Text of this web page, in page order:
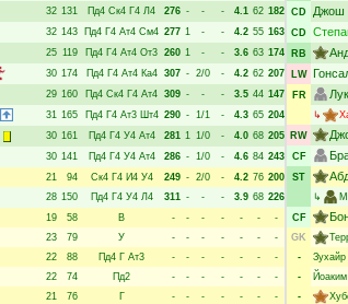
32 131 Пд4 Ск4 Г4 Л4 276 - - - 4.1 62 182
32 143 Пд4 Г4 Ат4 См4 277 1 - - 4.2 55 163
25 119 Пд4 Г4 Ат4 От3 260 1 - - 3.6 63 174
30 174 Пд4 Г4 Ат4 Ка4 307 - 2/0 - 4.2 62 207
29 160 Пд4 Ск4 Г4 Ат4 309 - - - 3.5 44 147
31 165 Пд4 Г4 Ат3 Шт4 290 - 1/1 - 4.3 65 204
30 161 Пд4 Г4 У4 Ат4 281 1 1/0 - 4.0 68 205
30 141 Пд4 Г4 У4 Ат4 286 - 1/0 - 4.6 84 243
21 94 Ск4 Г4 И4 У4 249 - 2/0 - 4.2 76 200
28 150 Пд4 Г4 У4 Л4 311 - - - 3.9 68 226
19 58 В - - - - - -
-
23 79 У - - - - - -
-
22 88 Пд4 Г Ат3 - - - - - -
-
22 74 Пд2 - - - - - -
-
21 76 Г - - - - - -
-
CD
Джош
CD
RB
LW
FR
↳
RW
CF
ST
↳
CF
GK
-
-
-